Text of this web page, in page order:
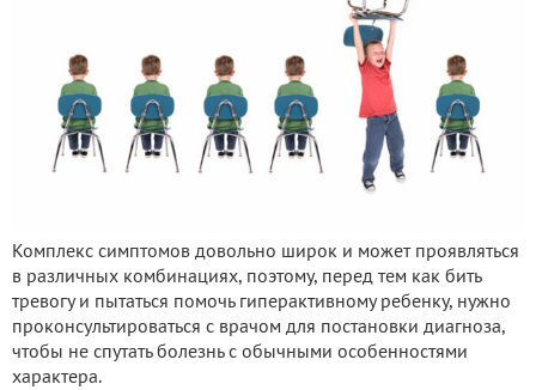
Комплекс симптомов довольно широк и может проявляться
в различных комбинациях, поэтому, перед тем как бить
тревогу и пытаться помочь гиперактивному ребенку, нужно
проконсультироваться с врачом для постановки диагноза,
чтобы не спутать болезнь с обычными особенностями
характера.